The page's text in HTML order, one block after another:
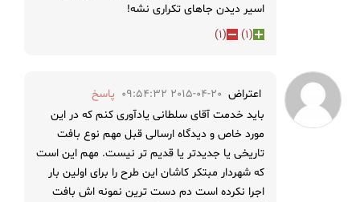
اسیر دیدن جاهای تکراری نشه!
(
1
)
(
1
)
اعتراض 2015-04-20 09:54:32
پاسخ
باید خدمت آقای سلطانی یادآوری کنم که در این
مورد خاص و دیدگاه ارسالی قبل مهم نوع بافت
تاریخی یا جدیدتر یا قدیم تر نیست. مهم این است
که شهردار مبتکر کاشان این طرح را برای اولین بار
اجرا نکرده است دم دست ترین نمونه اش بافت